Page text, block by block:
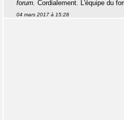
forum. Cordialement. L'équipe du
04 mars 2017 à 15:28